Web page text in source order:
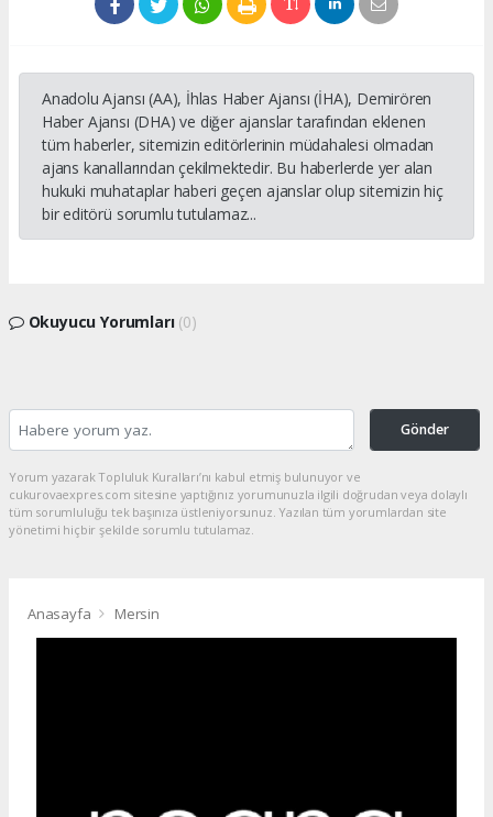
Anadolu Ajansı (AA), İhlas Haber Ajansı (İHA), Demirören
Haber Ajansı (DHA) ve diğer ajanslar tarafından eklenen
tüm haberler, sitemizin editörlerinin müdahalesi olmadan
ajans kanallarından çekilmektedir. Bu haberlerde yer alan
hukuki muhataplar haberi geçen ajanslar olup sitemizin hiç
bir editörü sorumlu tutulamaz...
Okuyucu Yorumları (0)
Gönder
Yorum yazarak Topluluk Kuralları’nı kabul etmiş bulunuyor ve
cukurovaexpres.com sitesine yaptığınız yorumunuzla ilgili doğrudan veya dolaylı
tüm sorumluluğu tek başınıza üstleniyorsunuz. Yazılan tüm yorumlardan site
yönetimi hiçbir şekilde sorumlu tutulamaz.
Anasayfa Mersin